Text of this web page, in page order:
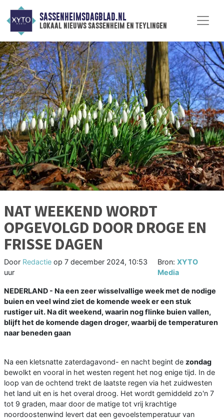
SASSENHEIMSDAGBLAD.NL
lokaal nieuws sassenheim en teylingen
NAT WEEKEND WORDT
OPGEVOLGD DOOR DROGE EN
FRISSE DAGEN
Door Redactie op 7 december 2024, 10:53
uur
Bron:XYTO
Media
NEDERLAND - Na een zeer wisselvallige week met de nodige
buien en veel wind ziet de komende week er een stuk
rustiger uit. Na dit weekend, waarin nog flinke buien vallen,
blijft het de komende dagen droger, waarbij de temperaturen
naar beneden gaan
Na een kletsnatte zaterdagavond- en nacht begint de zondag
bewolkt en vooral in het westen regent het nog enige tijd. In de
loop van de ochtend trekt de laatste regen via het zuidwesten
het land uit en is het overal droog. Het wordt gemiddeld zo'n 7
tot 9 graden, maar door de matige tot vrij krachtige
noordoostenwind levert dat een gevoelstemperatuur van